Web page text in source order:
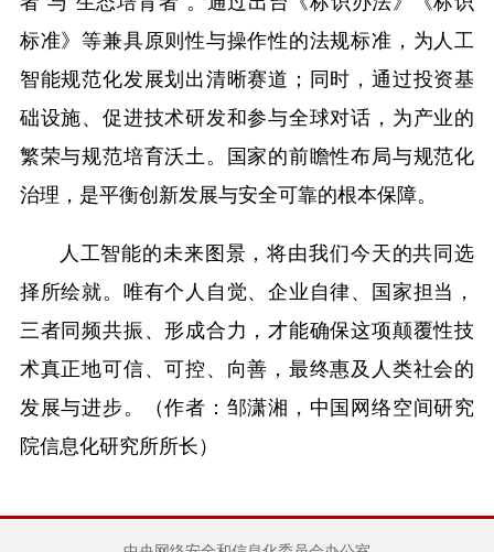
标准》等兼具原则性与操作性的法规标准，为人工
智能规范化发展划出清晰赛道；同时，通过投资基
础设施、促进技术研发和参与全球对话，为产业的
繁荣与规范培育沃土。国家的前瞻性布局与规范化
治理，是平衡创新发展与安全可靠的根本保障。
人工智能的未来图景，将由我们今天的共同选
择所绘就。唯有个人自觉、企业自律、国家担当，
三者同频共振、形成合力，才能确保这项颠覆性技
术真正地可信、可控、向善，最终惠及人类社会的
发展与进步。（作者：邹潇湘，中国网络空间研究
院信息化研究所所长）